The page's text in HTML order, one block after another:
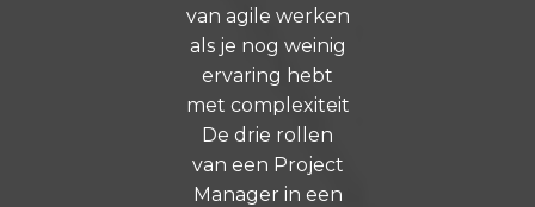
van agile werken
als je nog weinig
ervaring hebt
met complexiteit
De drie rollen
van een Project
Manager in een